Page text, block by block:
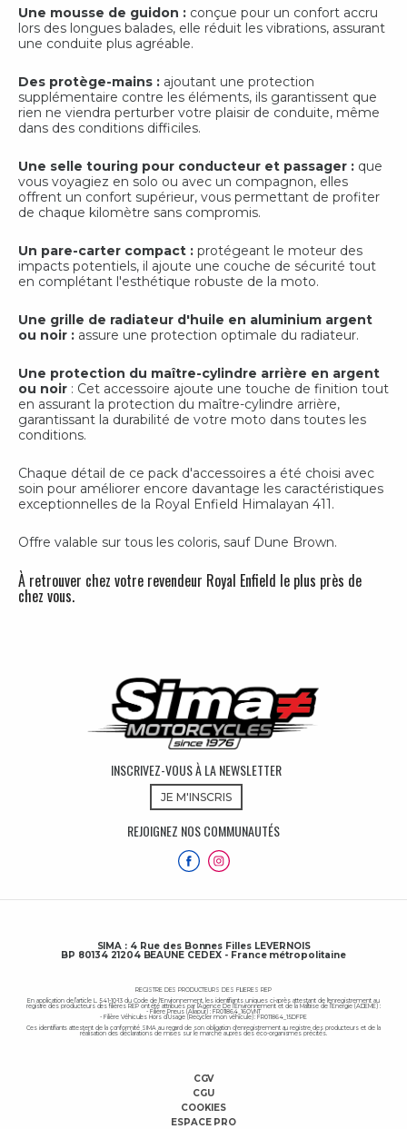
Une mousse de guidon : conçue pour un confort accru
lors des longues balades, elle réduit les vibrations, assurant
une conduite plus agréable.
Des protège-mains : ajoutant une protection
supplémentaire contre les éléments, ils garantissent que
rien ne viendra perturber votre plaisir de conduite, même
dans des conditions difficiles.
Une selle touring pour conducteur et passager : que
vous voyagiez en solo ou avec un compagnon, elles
offrent un confort supérieur, vous permettant de profiter
de chaque kilomètre sans compromis.
Un pare-carter compact : protégeant le moteur des
impacts potentiels, il ajoute une couche de sécurité tout
en complétant l'esthétique robuste de la moto.
Une grille de radiateur d'huile en aluminium argent
ou noir : assure une protection optimale du radiateur.
Une protection du maître-cylindre arrière en argent
ou noir : Cet accessoire ajoute une touche de finition tout
en assurant la protection du maître-cylindre arrière,
garantissant la durabilité de votre moto dans toutes les
conditions.
Chaque détail de ce pack d'accessoires a été choisi avec
soin pour améliorer encore davantage les caractéristiques
exceptionnelles de la Royal Enfield Himalayan 411.
Offre valable sur tous les coloris, sauf Dune Brown.
À retrouver chez votre revendeur Royal Enfield le plus près de
chez vous.
INSCRIVEZ-VOUS À LA NEWSLETTER
JE M'INSCRIS
REJOIGNEZ NOS COMMUNAUTÉS
SIMA : 4 Rue des Bonnes Filles LEVERNOIS
BP 80134 21204 BEAUNE CEDEX - France métropolitaine
REGISTRE DES PRODUCTEURS DES FILIERES REP
En application de l’article L. 541-10-13 du Code de l'Environnement, les identifiants uniques ci-après attestant de l'enregistrement au
registre des producteurs des filières REP ont été attribués par l’Agence De l’Environnement et de la Maîtrise de l’Energie (ADEME) :
- Filière Pneus (Aliapur) : FR011864_16OVNT
- Filière Véhicules Hors d’Usage (Recycler mon véhicule) : FR011864_15DFPE
Ces identifiants attestent de la conformité SIMA au regard de son obligation d'enregistrement au registre des producteurs et de la
réalisation des déclarations de mises sur le marché auprès des éco-organismes précités.
CGV
CGU
COOKIES
ESPACE PRO